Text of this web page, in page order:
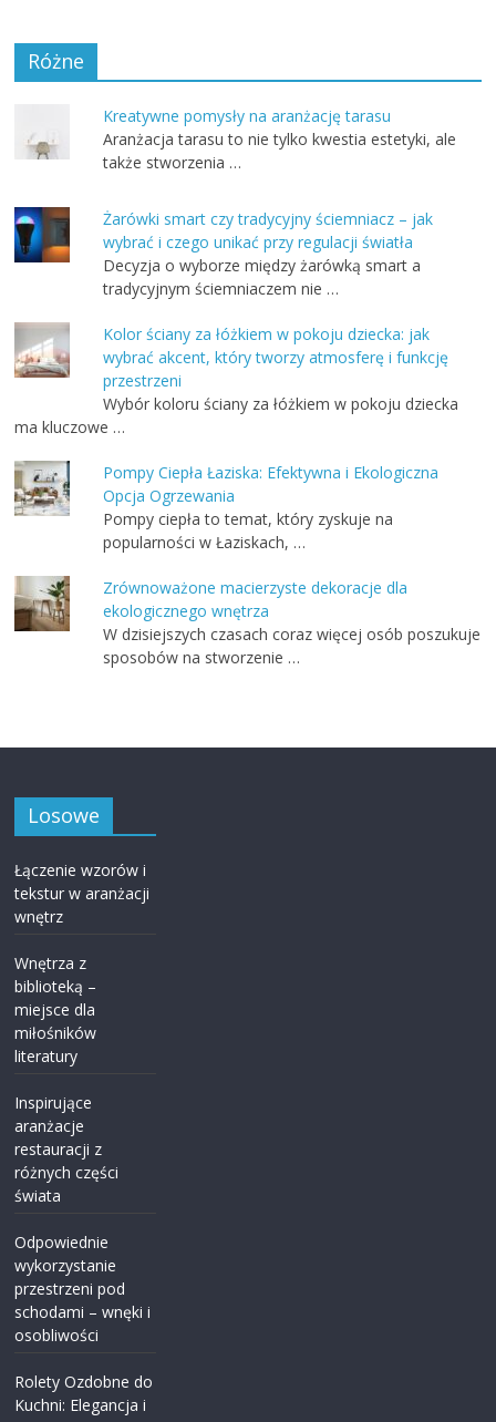
Różne
Kreatywne pomysły na aranżację tarasu
Aranżacja tarasu to nie tylko kwestia estetyki, ale
także stworzenia …
Żarówki smart czy tradycyjny ściemniacz – jak
wybrać i czego unikać przy regulacji światła
Decyzja o wyborze między żarówką smart a
tradycyjnym ściemniaczem nie …
Kolor ściany za łóżkiem w pokoju dziecka: jak
wybrać akcent, który tworzy atmosferę i funkcję
przestrzeni
Wybór koloru ściany za łóżkiem w pokoju dziecka
ma kluczowe …
Pompy Ciepła Łaziska: Efektywna i Ekologiczna
Opcja Ogrzewania
Pompy ciepła to temat, który zyskuje na
popularności w Łaziskach, …
Zrównoważone macierzyste dekoracje dla
ekologicznego wnętrza
W dzisiejszych czasach coraz więcej osób poszukuje
sposobów na stworzenie …
Losowe
Łączenie wzorów i
tekstur w aranżacji
wnętrz
Wnętrza z
biblioteką –
miejsce dla
miłośników
literatury
Inspirujące
aranżacje
restauracji z
różnych części
świata
Odpowiednie
wykorzystanie
przestrzeni pod
schodami – wnęki i
osobliwości
Rolety Ozdobne do
Kuchni: Elegancja i